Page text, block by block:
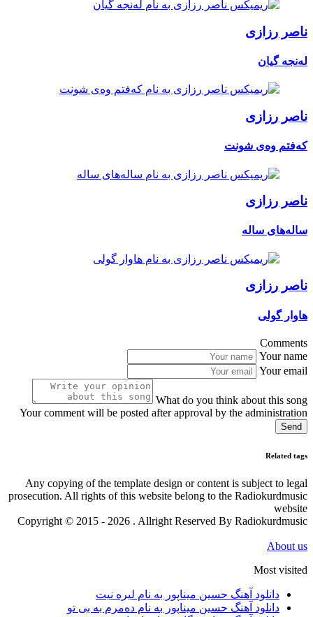
ناصر رزازی
لەنجە گیان
ناصر رزازی
کەفتم وەی شونت
ناصر رزازی
سالەهای ساله
ناصر رزازی
هاوار گولی
Comments
Your name
Your email
What do you think about this song
Your comment will be posted after approval by the administration
Send
Related tags
Any copying of the template design or content is subject to legal
prosecution. All rights of this website belong to the Radiokurdmusic
website
Copyright © 2015 - 2026 . Allright Reserved By Radiokurdmusic
About us
Most visited
دانلود آهنگ حسین میناپور به نام لیره نیت
دانلود آهنگ حسین میناپور به نام دەمرم بە بی تو